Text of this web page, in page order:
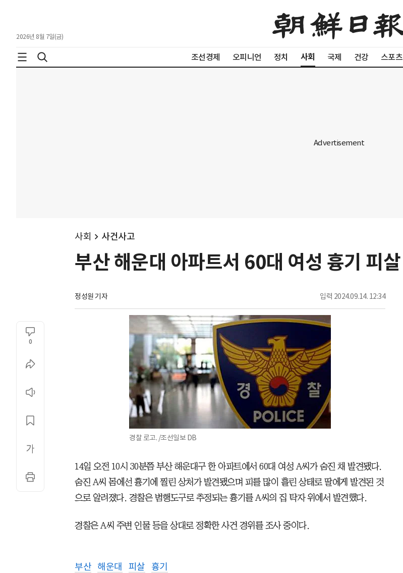
2026년 8월 7일(금)
조선경제 오피니언 정치 사회 국제 건강 스포츠
사회 사건사고
부산 해운대 아파트서 60대 여성 흉기 피살
정성원 기자 입력 2024.09.14. 12:34
0
경찰 로고. /조선일보 DB
14일 오전 10시 30분쯤 부산 해운대구 한 아파트에서 60대 여성 A씨가 숨진 채 발견됐다.
숨진 A씨 몸에선 흉기에 찔린 상처가 발견됐으며 피를 많이 흘린 상태로 딸에게 발견된 것
으로 알려졌다. 경찰은 범행도구로 추정되는 흉기를 A씨의 집 탁자 위에서 발견했다.
경찰은 A씨 주변 인물 등을 상대로 정확한 사건 경위를 조사 중이다.
부산 해운대 피살 흉기